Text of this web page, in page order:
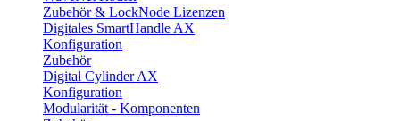
Zubehör & LockNode Lizenzen
Digitales SmartHandle AX
Konfiguration
Zubehör
Digital Cylinder AX
Konfiguration
Modularität - Komponenten